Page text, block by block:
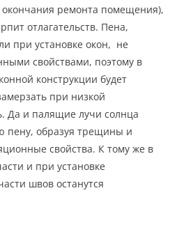
ремонта помещения),
отлагательств. Пена,
при установке окон, не
свойствами, поэтому в
конструкции будет
при низкой
Да и палящие лучи солнца
образуя трещины и
свойства. К тому же в
и при установке
швов останутся